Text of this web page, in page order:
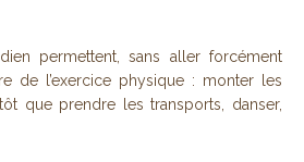
permettent, sans aller forcément
de l’exercice physique : monter les
que prendre les transports, danser,